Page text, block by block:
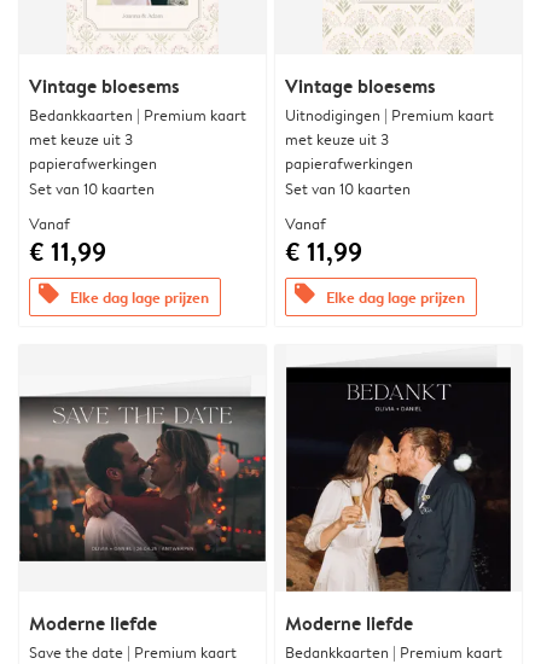
Vintage bloesems
Bedankkaarten | Premium kaart
met keuze uit 3
papierafwerkingen
Set van 10 kaarten
Vanaf
€ 11,99
offers Elke dag lage prijzen
Vintage bloesems
Uitnodigingen | Premium kaart
met keuze uit 3
papierafwerkingen
Set van 10 kaarten
Vanaf
€ 11,99
offers Elke dag lage prijzen
Moderne liefde
Save the date | Premium kaart
Moderne liefde
Bedankkaarten | Premium kaart